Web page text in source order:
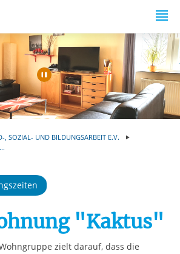
Automatische
, SOZIAL- UND BILDUNGSARBEIT E.V.
"Kaktus"
zielt darauf, dass die